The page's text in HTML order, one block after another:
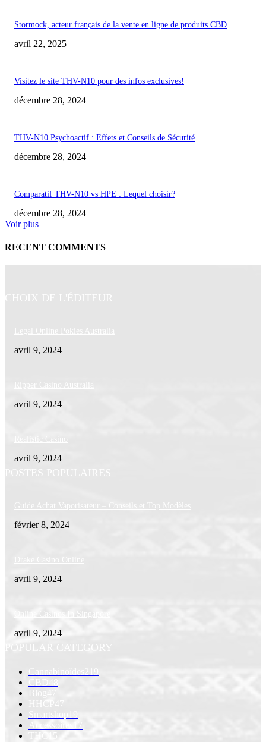
Stormock, acteur français de la vente en ligne de produits CBD
avril 22, 2025
Visitez le site THV-N10 pour des infos exclusives!
décembre 28, 2024
THV-N10 Psychoactif : Effets et Conseils de Sécurité
décembre 28, 2024
Comparatif THV-N10 vs HPE : Lequel choisir?
décembre 28, 2024
Voir plus
RECENT COMMENTS
CHOIX DE L'ÉDITEUR
Legal Online Pokies Australia
avril 9, 2024
Ripper Casino Australia
avril 9, 2024
Realistic Casino
avril 9, 2024
POSTES POPULAIRES
Guide Achat Vaporisateur – Conseils et Top Modèles
février 8, 2024
Drake Casino Online
avril 9, 2024
Online Casinos In Singapore
avril 9, 2024
POPULAR CATEGORY
Cannabinoïdes 219
48
Blog
HHCP 47
Smartshop 19
Accessoires
17
THC
15